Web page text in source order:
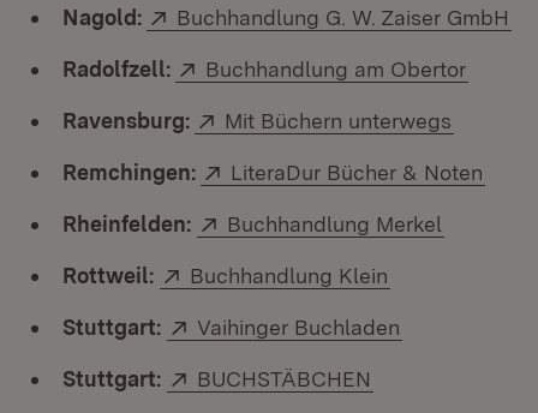
Nagold: Extern:
Buchhandlung G. W. Zaiser GmbH
Radolfzell: Extern:
Buchhandlung am Obertor
Ravensburg: Extern:
Mit Büchern unterwegs
Remchingen: Extern:
LiteraDur Bücher & Noten
Rheinfelden: Extern:
Buchhandlung Merkel
Rottweil: Extern:
Buchhandlung Klein
Stuttgart: Extern:
Vaihinger Buchladen
Stuttgart: Extern:
BUCHSTÄBCHEN